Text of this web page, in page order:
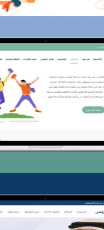
كفاءات للتدريب
التفاصيل